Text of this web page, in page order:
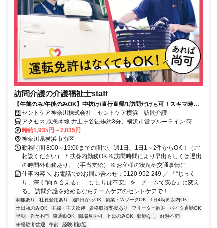
訪問介護の介護福祉士staff
【午前のみ/午後のみOK】中抜け/直行直帰/1訪問だけも可！スキマ時間
でゆとりあるケアを届けませんか
セントケア神奈川株式会社 セントケア横浜 訪問介護
アクセス 京急本線 井土ヶ谷徒歩約3分、横浜市営ブルーライン 蒔田1
番口徒歩約11分、京急本線 弘明寺（京急線）東出口徒歩約16分 京急
線 井土ヶ谷駅 徒歩３分 【勤務地】 神奈川県横浜市南区永田東1-1-7
アーバンフラット井土ヶ谷2F 横浜営業所 ＊喫煙所あり（屋外） 【勤
務地】 神奈川県横浜市南区 ？屋外喫煙所あり
時給1,935円～2,035円
神奈川県横浜市南区
勤務時間 8:00～19:00までの間で、週1日、1日1～2件からOK！（ご
相談ください） ＊扶養内勤務OK ※訪問時間により早出もしくは遅出
の時間外勤務あり。（手当支給） ※お客様の状況や交通事情に...
仕事内容 ＼ お電話でのお問い合わせ：0120-952-249 ／ 『“じっく
り、深く”向き合える』 「ひとりは不安」を「チームで安心」に変え
る。 訪問介護を始めるならチームケアのセントケアで！...
制服あり 社員登用あり 週1日からOK 副業・WワークOK
1日4時間以内OK
土日祝のみOK
主婦・主夫歓迎 資格取得支援あり フリーター歓迎
バイク通勤OK
早朝
学歴不問 車通勤OK 職場見学可 平日のみOK 転勤なし
経験不問
未経験者歓迎
午前 経験者歓迎